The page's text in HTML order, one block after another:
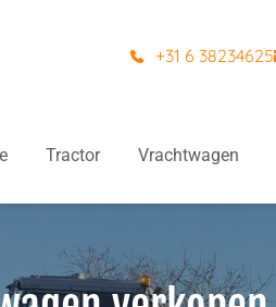
+31 6 38234625
Tractor Vrachtwagen